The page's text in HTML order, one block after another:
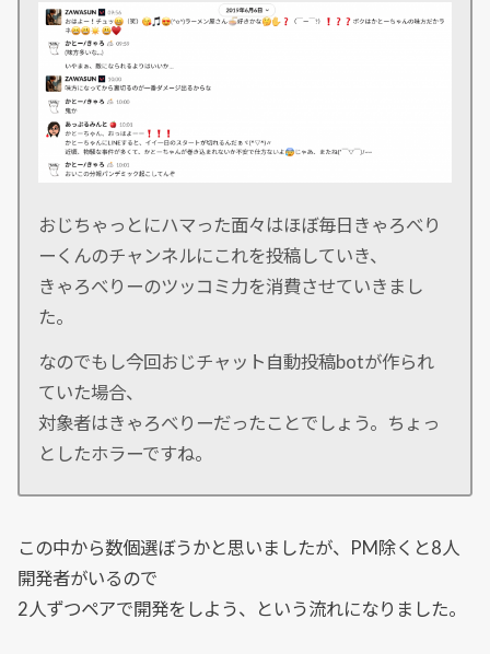
おじちゃっとにハマった面々はほぼ毎日きゃろべり
ーくんのチャンネルにこれを投稿していき、
きゃろべりーのツッコミ力を消費させていきまし
た。
なのでもし今回おじチャット自動投稿botが作られ
ていた場合、
対象者はきゃろべりーだったことでしょう。ちょっ
としたホラーですね。
この中から数個選ぼうかと思いましたが、PM除くと8人
開発者がいるので
2人ずつペアで開発をしよう、という流れになりました。